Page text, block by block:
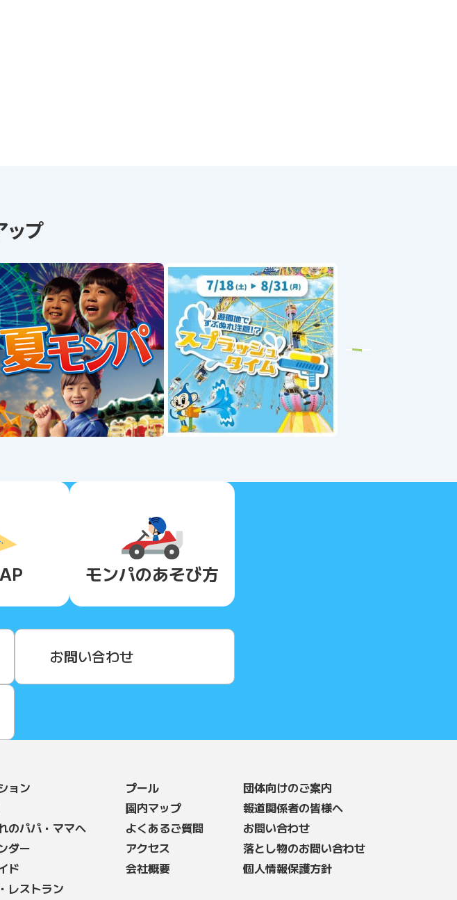
ップ
Next
モンパのあそび方
お問い合わせ
ョン
のパパ・ママへ
ダー
ド
レストラン
プール
園内マップ
よくあるご質問
アクセス
会社概要
団体向けのご案内
報道関係者の皆様へ
お問い合わせ
落とし物のお問い合わせ
個人情報保護方針